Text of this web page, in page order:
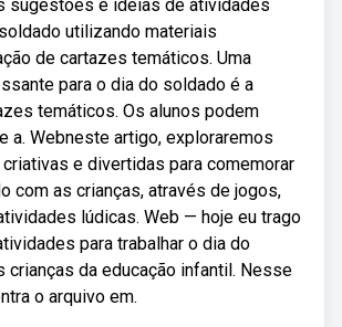
sugestões e ideias de atividades
utilizando materiais
de cartazes temáticos. Uma
para o dia do soldado é a
temáticos. Os alunos podem
a. Webneste artigo, exploraremos
e divertidas para comemorar
com as crianças, através de jogos,
lúdicas. Web — hoje eu trago
para trabalhar o dia do
crianças da educação infantil. Nesse
o arquivo em.